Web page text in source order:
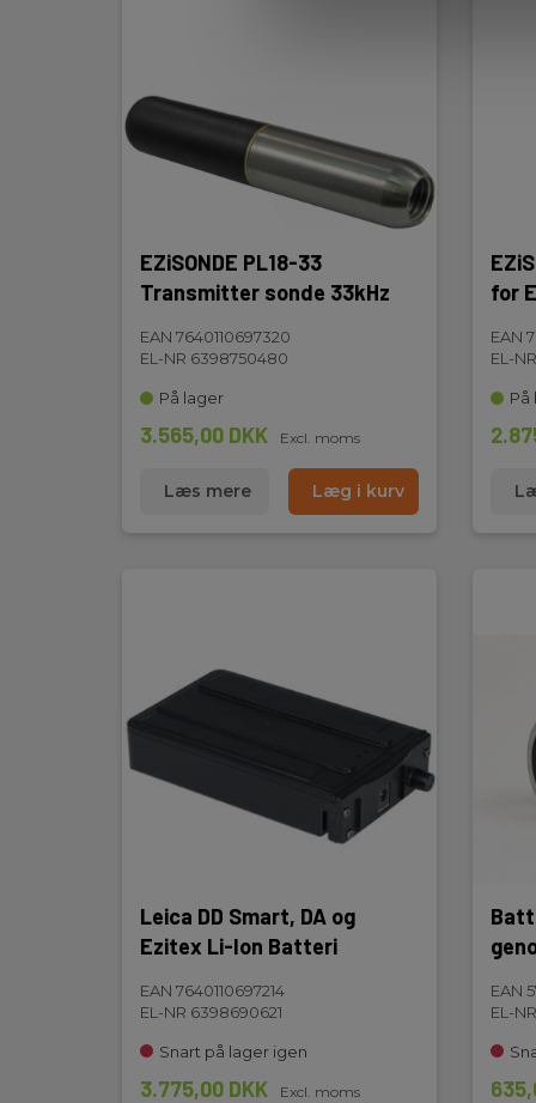
EZiSONDE PL18-33
Transmitter sonde 33kHz
EAN 7640110697320
EL-NR 6398750480
På lager
3.565,00 DKK Excl. moms
Læs mere Læg i kurv
for
EAN
EL-
På
Leica DD Smart, DA og
Ezitex Li-Ion Batteri
EAN 7640110697214
EL-NR 6398690621
Snart på lager igen
3.775,00 DKK Excl. moms
EAN
EL-